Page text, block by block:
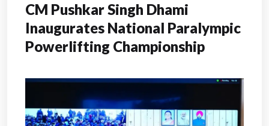
CM Pushkar Singh Dhami
Inaugurates National Paralympic
Powerlifting Championship